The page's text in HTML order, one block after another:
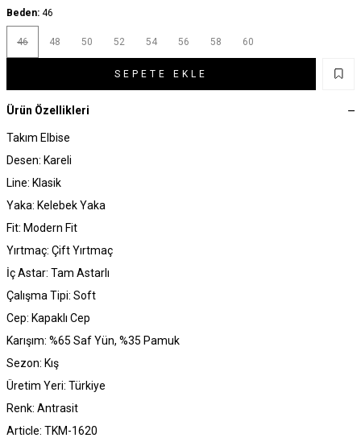
Beden: 46
46 48 50 52 54 56 58 60
SEPETE EKLE
Ürün Özellikleri
Takım Elbise
Desen: Kareli
Line: Klasik
Yaka: Kelebek Yaka
Fit: Modern Fit
Yırtmaç: Çift Yırtmaç
İç Astar: Tam Astarlı
Çalışma Tipi: Soft
Cep: Kapaklı Cep
Karışım: %65 Saf Yün, %35 Pamuk
Sezon: Kış
Üretim Yeri: Türkiye
Renk: Antrasit
Article: TKM-1620